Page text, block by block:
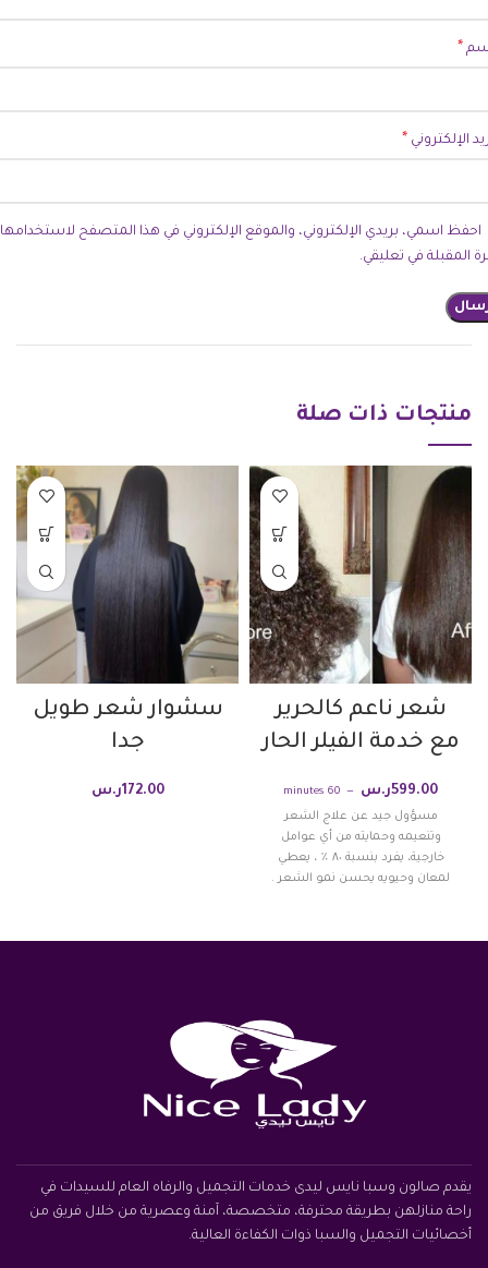
*
الإلكتروني *
احفظ اسمي، بريدي الإلكتروني، والموقع الإلكتروني في هذا المتصفح لاستخدامها
المقبلة في تعليقي.
منتجات ذات صلة
شعر ناعم كالحرير
مع خدمة الفيلر الحار
599.00ر.س 60 minutes
مسؤول جيد عن علاج الشعر
وتنعيمه وحمايته من أي عوامل
خارجية، يفرد بنسبة ٨٠ ٪؜ ، يعطي
لمعان وحيويه يحسن نمو الشعر .
سشوار شعر طويل
جدا
172.00 ر.س
يقدم صالون وسبا نايس ليدى خدمات التجميل والرفاه العام للسيدات في
راحة منازلهن بطريقة محترفة، متخصصة، آمنة وعصرية من خلال فريق من
أخصائيات التجميل والسبا ذوات الكفاءة العالية.